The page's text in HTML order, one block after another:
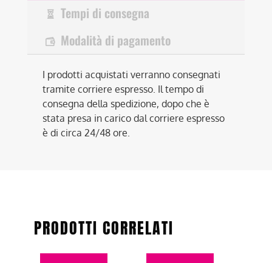
Tempi di consegna
Modalità di pagamento
I prodotti acquistati verranno consegnati
tramite corriere espresso. Il tempo di
consegna della spedizione, dopo che è
stata presa in carico dal corriere espresso
è di circa 24/48 ore.
PRODOTTI CORRELATI
Questo Questo